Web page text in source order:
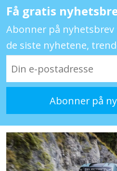
Få gratis
Abonner på
de siste nyhetene,